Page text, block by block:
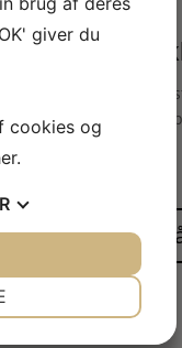
stel i
giver du
cookies og
.